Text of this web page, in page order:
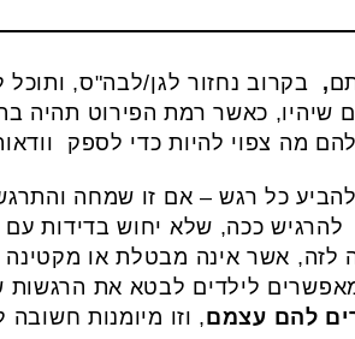
, בקרוב נחזור לגן/לבה"ס,
כאשר רמת הפירוט תהיה
מה צפוי להיות כדי לספק
כל רגש – אם זו שמחה
ככה, שלא יחוש בדידות עם
לזה, אשר אינה מבטלת או
לילדים לבטא את
להם עצמם, וזו מיומנות